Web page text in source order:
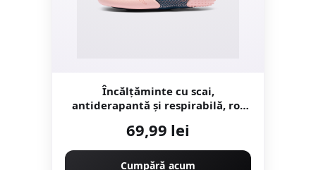
Încălțăminte cu scai,
antiderapantă și respirabilă, roz
69,99 lei
Cumpără acum